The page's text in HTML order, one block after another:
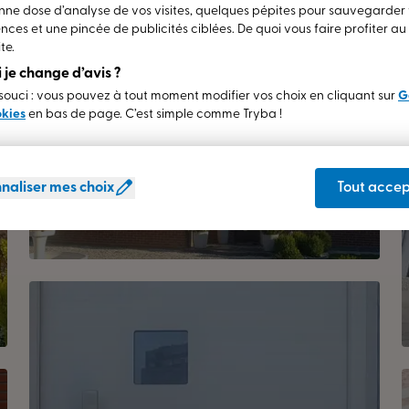
Fenêtre battante PVC
dose d’analyse de vos visites, quelques pépites pour sauvegarder
et une pincée de publicités ciblées. De quoi vous faire profiter au
je change d’avis ?
: vous pouvez à tout moment modifier vos choix en cliquant sur
en bas de page. C’est simple comme Tryba !
mes choix Tout